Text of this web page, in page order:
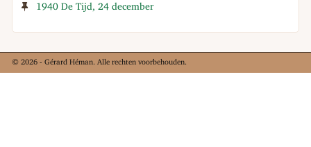
1940 De Tijd, 24 december
© 2026 - Gérard Héman. Alle rechten voorbehouden.